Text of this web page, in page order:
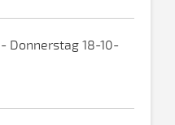
Donnerstag 18-10-